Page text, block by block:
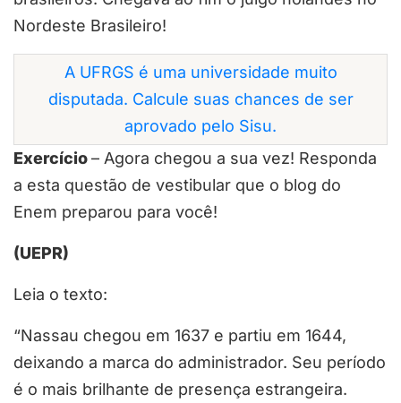
Nordeste Brasileiro!
A UFRGS é uma universidade muito
disputada. Calcule suas chances de ser
aprovado pelo Sisu.
Exercício– Agora chegou a sua vez! Responda
a esta questão de vestibular que o blog do
Enem preparou para você!
(UEPR)
Leia o texto:
“Nassau chegou em 1637 e partiu em 1644,
deixando a marca do administrador. Seu período
é o mais brilhante de presença estrangeira.